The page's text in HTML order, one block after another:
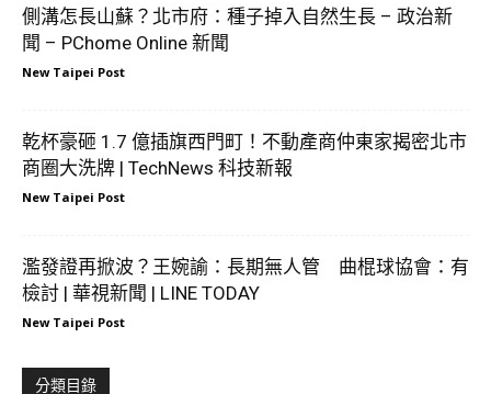
側溝怎長山蘇？北市府：種子掉入自然生長 – 政治新
聞 – PChome Online 新聞
New Taipei Post
乾杯豪砸 1.7 億插旗西門町！不動產商仲東家揭密北市
商圈大洗牌 | TechNews 科技新報
New Taipei Post
濫發證再掀波？王婉諭：長期無人管 曲棍球協會：有
檢討 | 華視新聞 | LINE TODAY
New Taipei Post
分類目錄